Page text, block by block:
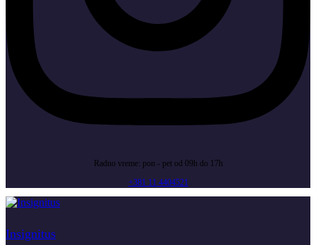
Radno vreme: pon - pet od 09h do 17h
+381 11 4404521
Insignitus